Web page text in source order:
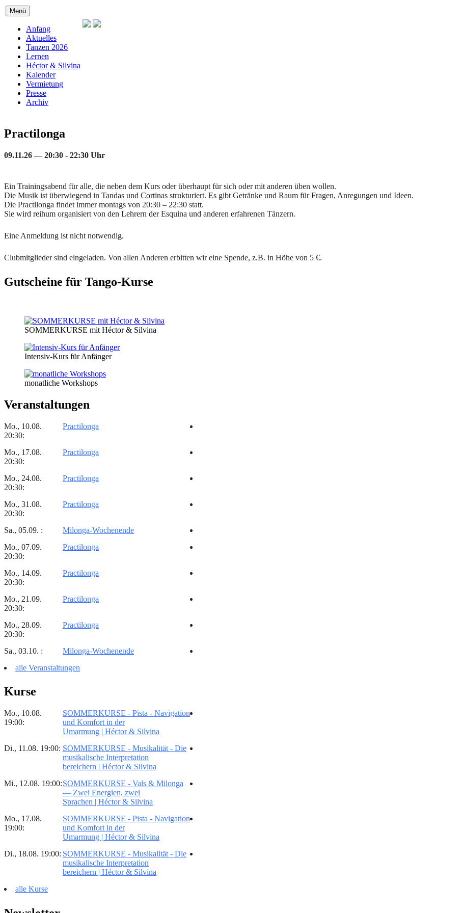
Zum
Inhalt
springen
Menü
Anfang
Aktuelles
Tanzen 2026
Lernen
Héctor & Silvina
Kalender
Vermietung
Presse
Archiv
Practilonga
09.11.26 — 20:30 - 22:30 Uhr
Ein Trainingsabend für alle, die neben dem Kurs oder überhaupt für sich oder mit anderen üben wollen.
Die Musik ist überwiegend in Tandas und Cortinas strukturiert. Es gibt Getränke und Raum für Fragen, Anregungen und Ideen.
Die Practilonga findet immer montags von 20:30 – 22:30 statt.
Sie wird reihum organisiert von den Lehrern der Esquina und anderen erfahrenen Tänzern.
Eine Anmeldung ist nicht notwendig.
Clubmitglieder sind eingeladen. Von allen Anderen erbitten wir eine Spende, z.B. in Höhe von 5 €.
Gutscheine für Tango-Kurse
SOMMERKURSE mit Héctor & Silvina
Intensiv-Kurs für Anfänger
monatliche Workshops
Veranstaltungen
Mo., 10.08.
20:30:
Practilonga
Mo., 17.08.
20:30:
Practilonga
Mo., 24.08.
20:30:
Practilonga
Mo., 31.08.
20:30:
Practilonga
Sa., 05.09. :
Milonga-Wochenende
Mo., 07.09.
20:30:
Practilonga
Mo., 14.09.
20:30:
Practilonga
Mo., 21.09.
20:30:
Practilonga
Mo., 28.09.
20:30:
Practilonga
Sa., 03.10. :
Milonga-Wochenende
alle Veranstaltungen
Kurse
Mo., 10.08.
19:00:
SOMMERKURSE - Pista - Navigation
und Komfort in der
Umarmung | Héctor & Silvina
Di., 11.08. 19:00: SOMMERKURSE - Musikalität - Die
musikalische Interpretation
bereichern | Héctor & Silvina
Mi., 12.08. 19:00:SOMMERKURSE - Vals & Milonga
— Zwei Energien, zwei
Sprachen | Héctor & Silvina
Mo., 17.08.
19:00:
SOMMERKURSE - Pista - Navigation
und Komfort in der
Umarmung | Héctor & Silvina
Di., 18.08. 19:00: SOMMERKURSE - Musikalität - Die
musikalische Interpretation
bereichern | Héctor & Silvina
alle Kurse